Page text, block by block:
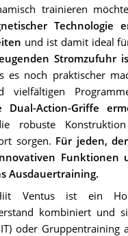
trainieren
Technologie
und ist damit ideal
Stromzufuhr
es noch praktischer
vielfältigen
Dual-Action-Griffe
robuste
sorgen. Für jeden,
Funktionen
Ausdauertraining.
Ventus ist ein
kombiniert und
oder